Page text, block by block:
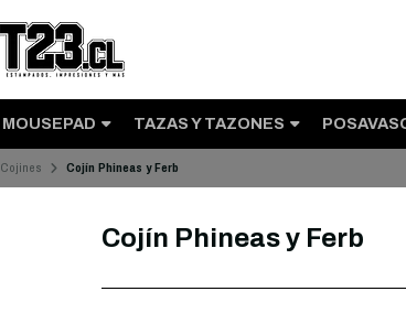
MOUSEPAD TAZAS Y TAZONES
Cojines Cojín Phineas y Ferb
Cojín Phineas y Ferb